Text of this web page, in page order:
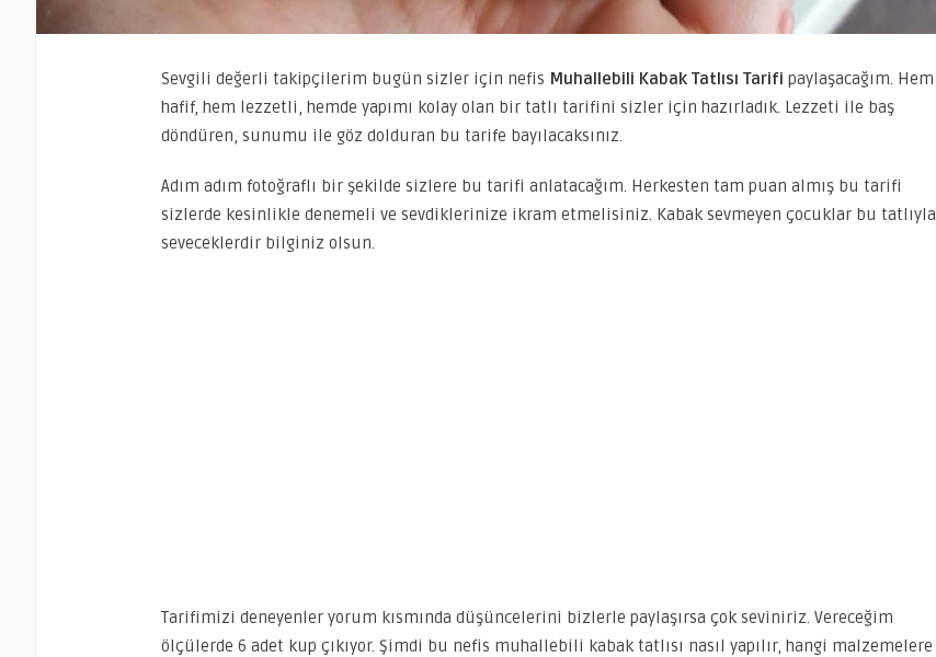
Sevgili değerli takipçilerim bugün sizler için nefis Muhallebili Kabak Tatlısı Tarifi paylaşacağım. Hem
hafif, hem lezzetli, hemde yapımı kolay olan bir tatlı tarifini sizler için hazırladık. Lezzeti ile baş
döndüren, sunumu ile göz dolduran bu tarife bayılacaksınız.
Adım adım fotoğraflı bir şekilde sizlere bu tarifi anlatacağım. Herkesten tam puan almış bu tarifi
sizlerde kesinlikle denemeli ve sevdiklerinize ikram etmelisiniz. Kabak sevmeyen çocuklar bu tatlıyla
seveceklerdir bilginiz olsun.
Tarifimizi deneyenler yorum kısmında düşüncelerini bizlerle paylaşırsa çok seviniriz. Vereceğim
ölçülerde 6 adet kup çıkıyor. Şimdi bu nefis muhallebili kabak tatlısı nasıl yapılır, hangi malzemelere